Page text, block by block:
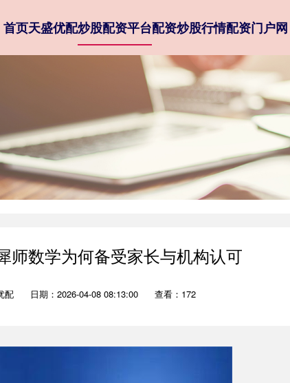
首页天盛优配炒股配资平台配资炒股行情配资门户网
师数学为何备受家长与机构认可
配 日期：2026-04-08 08:13:00 查看：172